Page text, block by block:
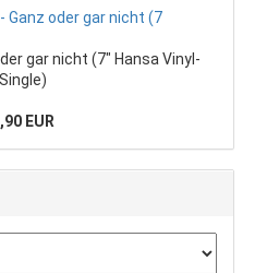
gar nicht (7" Hansa Vinyl-
Single)
EUR